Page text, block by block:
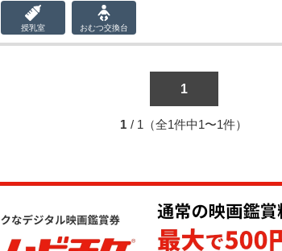
授乳室 おむつ交換台
1
1 / 1（全1件中1〜1件）